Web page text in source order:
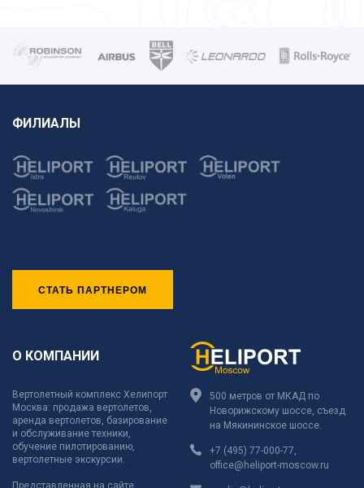
ФИЛИАЛЫ
СТАТЬ ПАРТНЕРОМ
О КОМПАНИИ
Вертолетный комплекс Хелипорт
Москва: продажа вертолетов,
аренда вертолетов, базирование
и обслуживание техники,
обучение пилотированию,
вертолетные экскурсии.
Представленная на сайте
500 метров от МКАД по
Новорижскому шоссе, съезд
на Мякининское шоссе.
+7 (495) 77-000-77
office@heliport-moscow.ru